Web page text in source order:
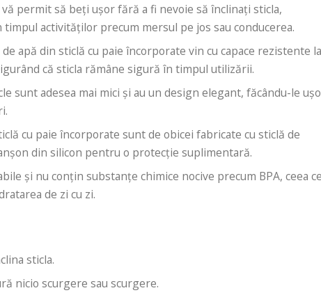
permit să beți ușor fără a fi nevoie să înclinați sticla,
activităților precum mersul pe jos sau conducerea.
apă din sticlă cu paie încorporate vin cu capace rezistente
că sticla rămâne sigură în timpul utilizării.
sunt adesea mai mici și au un design elegant, făcându-le
cu paie încorporate sunt de obicei fabricate cu sticlă de
din silicon pentru o protecție suplimentară.
și nu conțin substanțe chimice nocive precum BPA, ceea
de zi cu zi.
sticla.
nicio scurgere sau scurgere.